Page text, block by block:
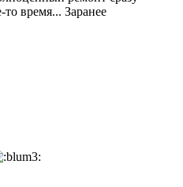
время... Заранее